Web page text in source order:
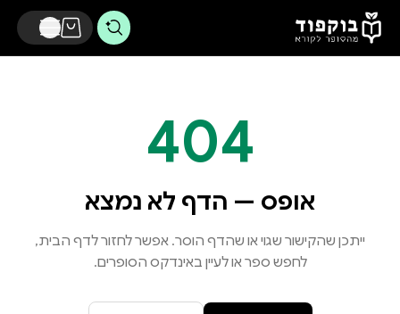
דלג לתוכן הראשי
404
אופס — הדף לא נמצא
ייתכן שהקישור שגוי או שהדף הוסר. אפשר לחזור לדף הבית,
לחפש ספר או לעיין באינדקס הסופרים.